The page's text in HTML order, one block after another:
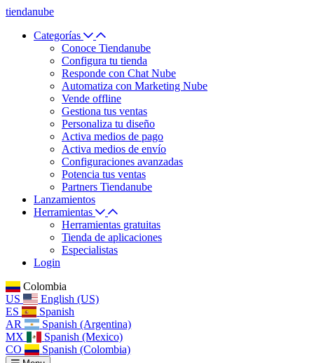
tiendanube
Categorías
Conoce Tiendanube
Configura tu tienda
Responde con Chat Nube
Automatiza con Marketing Nube
Vende offline
Gestiona tus ventas
Personaliza tu diseño
Activa medios de pago
Activa medios de envío
Configuraciones avanzadas
Potencia tus ventas
Partners Tiendanube
Lanzamientos
Herramientas
Herramientas gratuitas
Tienda de aplicaciones
Especialistas
Login
Colombia
US
English (US)
ES
Spanish
AR
Spanish (Argentina)
MX
Spanish (Mexico)
CO
Spanish (Colombia)